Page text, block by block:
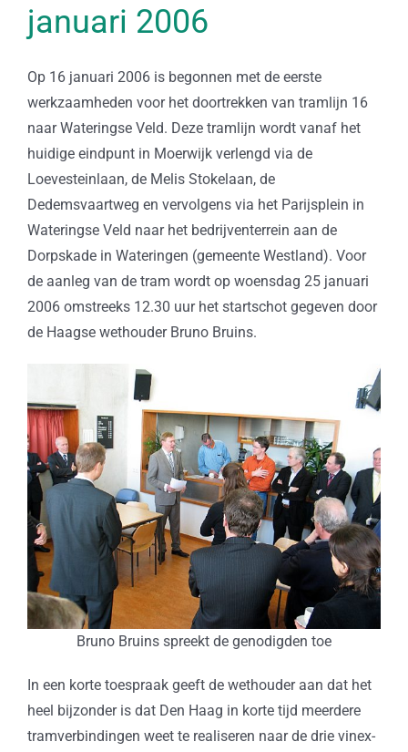
januari 2006
Op 16 januari 2006 is begonnen met de eerste
werkzaamheden voor het doortrekken van tramlijn 16
naar Wateringse Veld. Deze tramlijn wordt vanaf het
huidige eindpunt in Moerwijk verlengd via de
Loevesteinlaan, de Melis Stokelaan, de
Dedemsvaartweg en vervolgens via het Parijsplein in
Wateringse Veld naar het bedrijventerrein aan de
Dorpskade in Wateringen (gemeente Westland). Voor
de aanleg van de tram wordt op woensdag 25 januari
2006 omstreeks 12.30 uur het startschot gegeven door
de Haagse wethouder Bruno Bruins.
Bruno Bruins spreekt de genodigden toe
In een korte toespraak geeft de wethouder aan dat het
heel bijzonder is dat Den Haag in korte tijd meerdere
tramverbindingen weet te realiseren naar de drie vinex-